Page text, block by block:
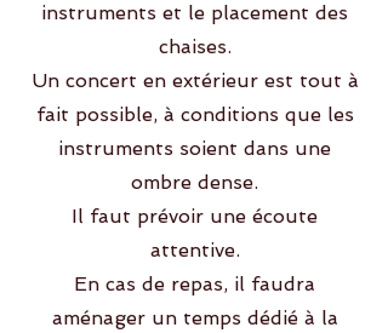
instruments et le placement des
chaises.
Un concert en extérieur est tout à
fait possible, à conditions que les
instruments soient dans une
ombre dense.
Il faut prévoir une écoute
attentive.
En cas de repas, il faudra
aménager un temps dédié à la